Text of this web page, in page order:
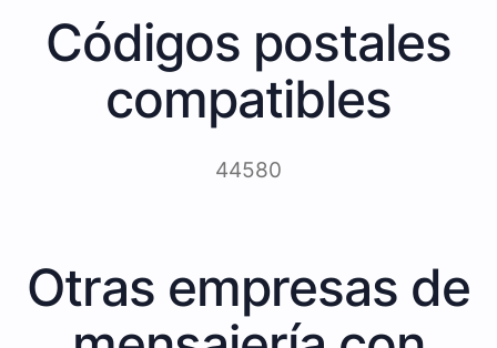
Códigos postales
compatibles
44580
Otras empresas de